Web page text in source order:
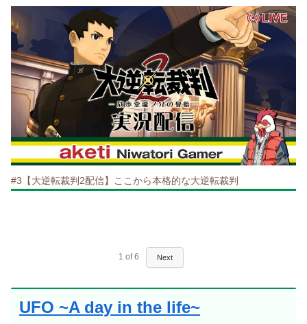
#3【大逆転裁判2配信】ここから本格的な大逆転裁判
1 of 6 Next
UFO ~A day in the life~